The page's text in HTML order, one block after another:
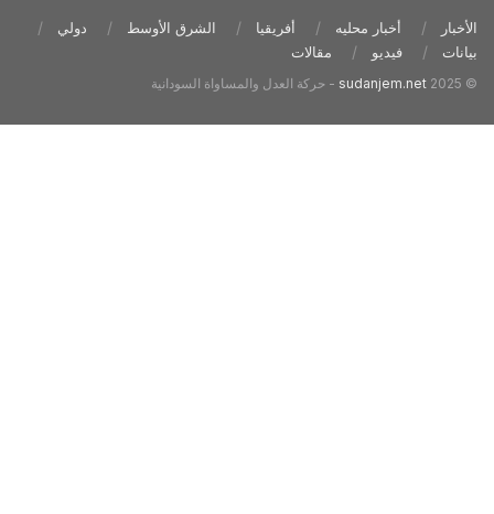
أخبار محليه أفريقيا الشرق الأوسط
دولي
فيديو
مقالات
sudanjem.net- حركة العدل والمساواة السودانية